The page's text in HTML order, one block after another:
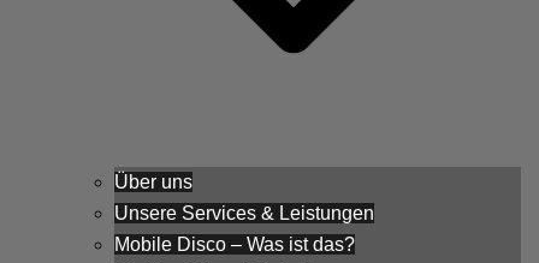
Über uns
Unsere Services & Leistungen
Mobile Disco – Was ist das?